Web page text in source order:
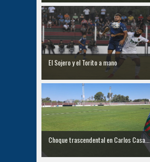
El Sojero y el Torito a mano
Choque trascendental en Carlos Casa...